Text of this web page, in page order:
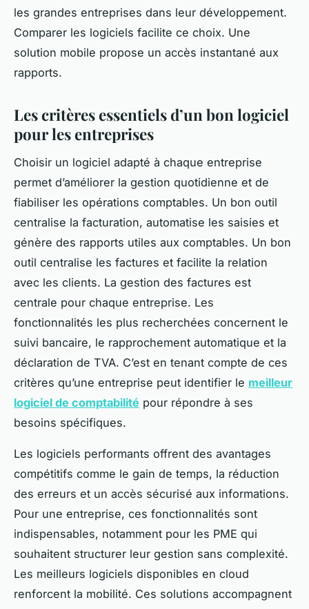
les grandes entreprises dans leur développement.
Comparer les logiciels facilite ce choix. Une
solution mobile propose un accès instantané aux
rapports.
Les critères essentiels d’un bon logiciel
pour les entreprises
Choisir un logiciel adapté à chaque entreprise
permet d’améliorer la gestion quotidienne et de
fiabiliser les opérations comptables. Un bon outil
centralise la facturation, automatise les saisies et
génère des rapports utiles aux comptables. Un bon
outil centralise les factures et facilite la relation
avec les clients. La gestion des factures est
centrale pour chaque entreprise. Les
fonctionnalités les plus recherchées concernent le
suivi bancaire, le rapprochement automatique et la
déclaration de TVA. C’est en tenant compte de ces
critères qu’une entreprise peut identifier le meilleur
logiciel de comptabilité pour répondre à ses
besoins spécifiques.
Les logiciels performants offrent des avantages
compétitifs comme le gain de temps, la réduction
des erreurs et un accès sécurisé aux informations.
Pour une entreprise, ces fonctionnalités sont
indispensables, notamment pour les PME qui
souhaitent structurer leur gestion sans complexité.
Les meilleurs logiciels disponibles en cloud
renforcent la mobilité. Ces solutions accompagnent